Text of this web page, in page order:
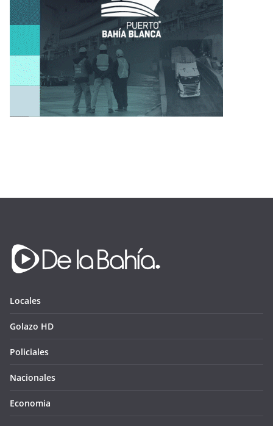
Locales
Golazo HD
Policiales
Nacionales
Economia